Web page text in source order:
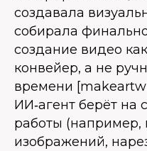
создавала
собирала
создание видео
конвейер, а не
времени
ИИ‑агент берёт на
работы
изображений,